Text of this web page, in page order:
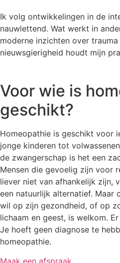
Ik volg ontwikkelingen in de
nauwlettend. Wat werkt in
moderne inzichten over
nieuwsgierigheid houdt mijn
Voor wie is
geschikt?
Homeopathie is geschikt voor
jonge kinderen tot
de zwangerschap is het een
Mensen die gevoelig zijn voor
liever niet van afhankelijk zijn,
een natuurlijk alternatief. Maar
wil op zijn gezondheid, of op
lichaam en geest, is welkom.
Je hoeft geen diagnose te
homeopathie.
Maak een afspraak